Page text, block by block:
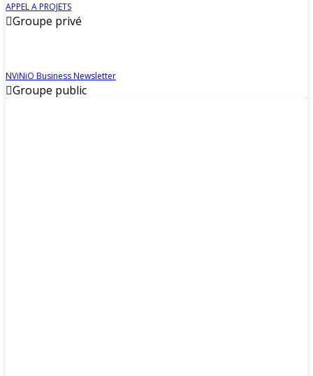
APPEL A PROJETS
Groupe privé
NViNiO Business Newsletter
Groupe public